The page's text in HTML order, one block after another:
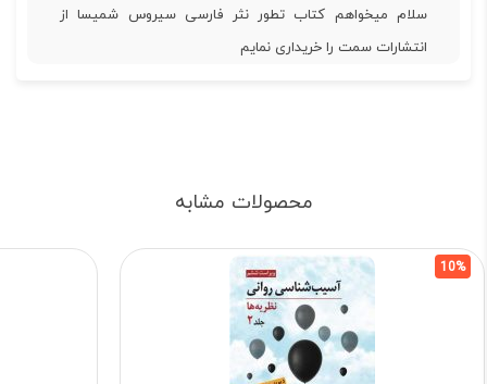
سلام میخواهم کتاب تطور نثر فارسی سیروس شمیسا از
انتشارات سمت را خریداری نمایم
محصولات مشابه
10%